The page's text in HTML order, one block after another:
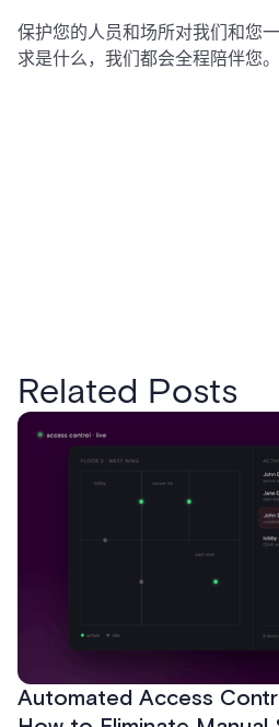
保护您的人员和场所对我们和您
求是什么，我们都会全程陪伴您。
Related Posts
Automated Access